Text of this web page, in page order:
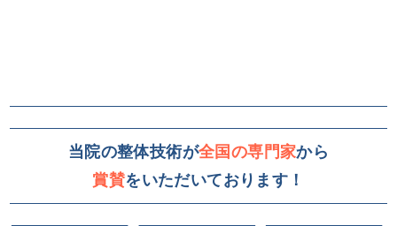
当院の整体技術が全国の専門家から
賞賛をいただいております！